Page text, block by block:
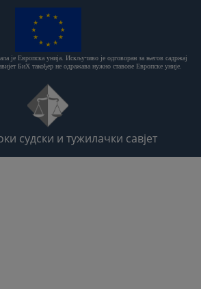
је Европска унија. Искључиво је одговоран за његов садржај
БиХ такођер не одражава нужно ставове Европске уније.
судски и тужилачки савјет